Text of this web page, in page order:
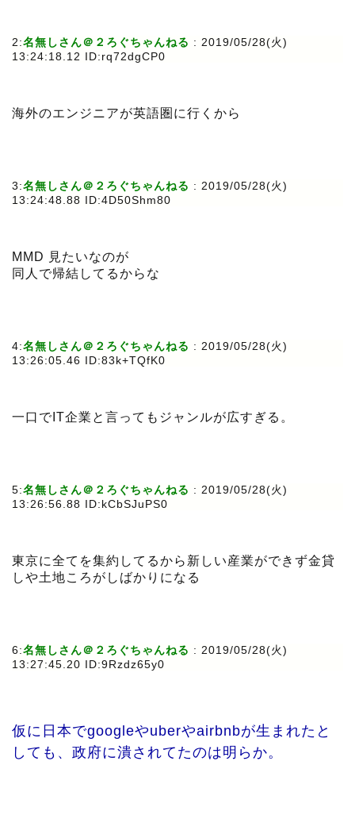
2:名無しさん＠２ろぐちゃんねる : 2019/05/28(火)
13:24:18.12 ID:rq72dgCP0
海外のエンジニアが英語圏に行くから
3:名無しさん＠２ろぐちゃんねる : 2019/05/28(火)
13:24:48.88 ID:4D50Shm80
MMD 見たいなのが
同人で帰結してるからな
4:名無しさん＠２ろぐちゃんねる : 2019/05/28(火)
13:26:05.46 ID:83k+TQfK0
一口でIT企業と言ってもジャンルが広すぎる。
5:名無しさん＠２ろぐちゃんねる : 2019/05/28(火)
13:26:56.88 ID:kCbSJuPS0
東京に全てを集約してるから新しい産業ができず金貸
しや土地ころがしばかりになる
6:名無しさん＠２ろぐちゃんねる : 2019/05/28(火)
13:27:45.20 ID:9Rzdz65y0
仮に日本でgoogleやuberやairbnbが生まれたと
しても、政府に潰されてたのは明らか。